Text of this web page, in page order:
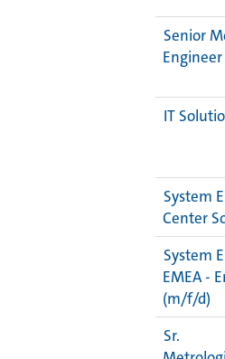
Senior
Engineer
IT
System
Center
System
EMEA -
(m/f/d)
Sr.